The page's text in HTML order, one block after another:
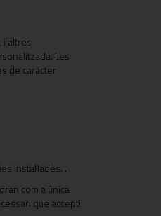
i altres
Les
de caràcter
instal·lades. .
com a única
que accepti